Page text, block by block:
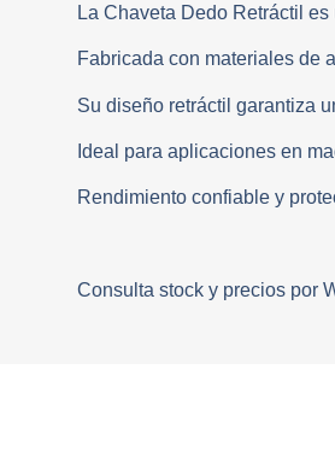
La Chaveta Dedo Retráctil
Fabricada con materiales de
Su diseño retráctil garantiza
Ideal para aplicaciones en
Rendimiento confiable y
Consulta stock y precios por